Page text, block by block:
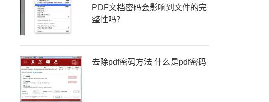
PDF文档密码会影响到文件的完
整性吗？
去除pdf密码方法 什么是pdf密码